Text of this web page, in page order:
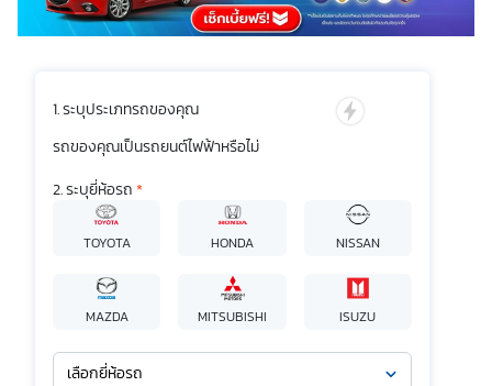
ระบุประเภทรถของคุณ
รถของคุณเป็นรถยนต์ไฟฟ้าหรือไม่
ระบุยี่ห้อรถ *
TOYOTA HONDA NISSAN
MAZDA MITSUBISHI ISUZU
เลือกยี่ห้อรถ